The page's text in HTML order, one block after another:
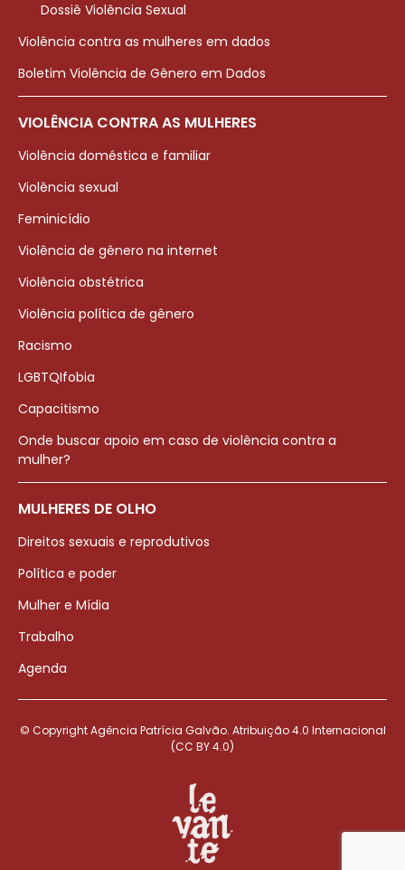
Dossiê Violência Sexual
Violência contra as mulheres em dados
Boletim Violência de Gênero em Dados
VIOLÊNCIA CONTRA AS MULHERES
Violência doméstica e familiar
Violência sexual
Feminicídio
Violência de gênero na internet
Violência obstétrica
Violência política de gênero
Racismo
LGBTQIfobia
Capacitismo
Onde buscar apoio em caso de violência contra a
mulher?
MULHERES DE OLHO
Direitos sexuais e reprodutivos
Política e poder
Mulher e Mídia
Trabalho
Agenda
© Copyright Agência Patrícia Galvão. Atribuição 4.0 Internacional
(CC BY 4.0)